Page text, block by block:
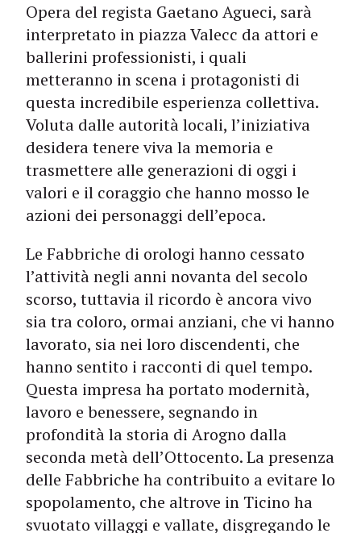
Opera del regista Gaetano Agueci, sarà
interpretato in piazza Valecc da attori e
ballerini professionisti, i quali
metteranno in scena i protagonisti di
questa incredibile esperienza collettiva.
Voluta dalle autorità locali, l’iniziativa
desidera tenere viva la memoria e
trasmettere alle generazioni di oggi i
valori e il coraggio che hanno mosso le
azioni dei personaggi dell’epoca.
Le Fabbriche di orologi hanno cessato
l’attività negli anni novanta del secolo
scorso, tuttavia il ricordo è ancora vivo
sia tra coloro, ormai anziani, che vi hanno
lavorato, sia nei loro discendenti, che
hanno sentito i racconti di quel tempo.
Questa impresa ha portato modernità,
lavoro e benessere, segnando in
profondità la storia di Arogno dalla
seconda metà dell’Ottocento. La presenza
delle Fabbriche ha contribuito a evitare lo
spopolamento, che altrove in Ticino ha
svuotato villaggi e vallate, disgregando le